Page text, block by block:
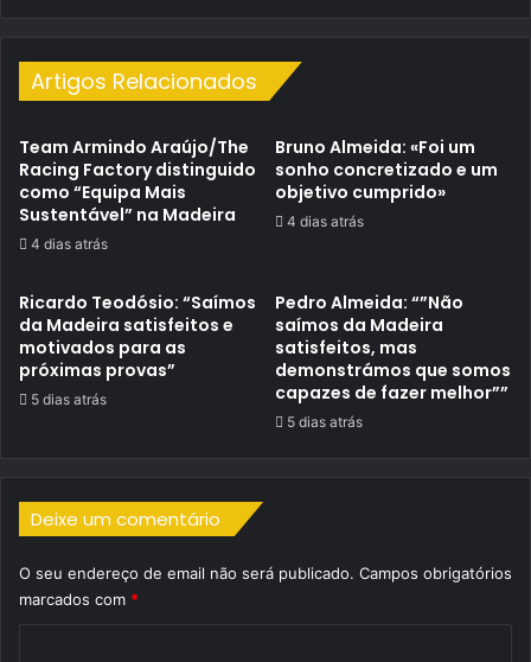
Artigos Relacionados
Team Armindo Araújo/The
Racing Factory distinguido
como “Equipa Mais
Sustentável” na Madeira
4 dias atrás
Bruno Almeida: «Foi um
sonho concretizado e um
objetivo cumprido»
4 dias atrás
Ricardo Teodósio: “Saímos
da Madeira satisfeitos e
motivados para as
próximas provas”
5 dias atrás
Pedro Almeida: “”Não
saímos da Madeira
satisfeitos, mas
demonstrámos que somos
capazes de fazer melhor””
5 dias atrás
Deixe um comentário
O seu endereço de email não será publicado. Campos obrigatórios
marcados com *